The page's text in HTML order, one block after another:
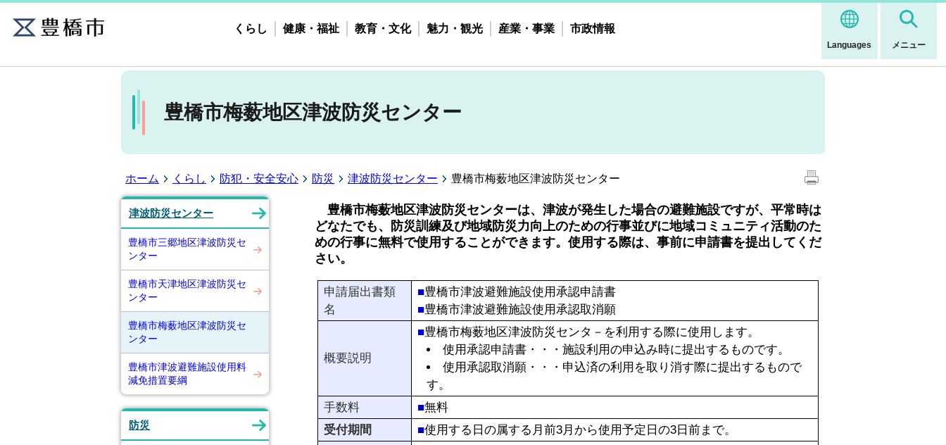
Languages メニュー
くらし 健康・福祉 教育・文化 魅力・観光 産業・事業 市政情報
豊橋市梅薮地区津波防災センター
ホーム くらし 防犯・安全安心 防災 津波防災センター 豊橋市梅薮地区津波防災センター
津波防災センター
豊橋市三郷地区津波防災セ
ンター
豊橋市天津地区津波防災セ
ンター
豊橋市梅薮地区津波防災セ
ンター
豊橋市津波避難施設使用料
減免措置要綱
防災
豊橋市梅薮地区津波防災センターは、津波が発生した場合の避難施設ですが、平常時は
どなたでも、防災訓練及び地域防災力向上のための行事並びに地域コミュニティ活動のた
めの行事に無料で使用することができます。使用する際は、事前に申請書を提出してくだ
さい。
申請届出書類
名
■豊橋市津波避難施設使用承認申請書
■豊橋市津波避難施設使用承認取消願
概要説明
■豊橋市梅薮地区津波防災センタ－を利用する際に使用します。
使用承認申請書・・・施設利用の申込み時に提出するものです。
使用承認取消願・・・申込済の利用を取り消す際に提出するもので
す。
手数料
■無料
受付期間
■使用する日の属する月前3月から使用予定日の3日前まで。